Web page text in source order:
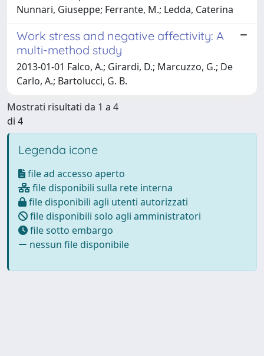
Nunnari, Giuseppe; Ferrante, M.; Ledda, Caterina
Work stress and negative affectivity: A
multi-method study
2013-01-01 Falco, A.; Girardi, D.; Marcuzzo, G.; De
Carlo, A.; Bartolucci, G. B.
Mostrati risultati da 1 a 4
di 4
Legenda icone
file ad accesso aperto
file disponibili sulla rete interna
file disponibili agli utenti autorizzati
file disponibili solo agli amministratori
file sotto embargo
nessun file disponibile